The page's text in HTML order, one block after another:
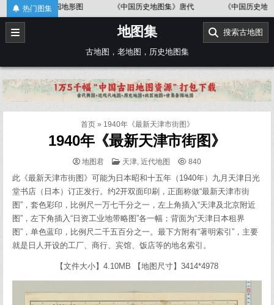
Skip
to
content
热门图集
国地形图 《中国历史地图集》唐代 《中国历史地图集》金、南宋
地图集
古地图，老地图，历史地图集
搜索古地图
首页» 1940年《最新天津市街图》
1940年《最新天津市街图》
地图君
POSTED
天津, 近代地图 840
此《最新天津市街图》可能为日本昭和十五年（1940年）九月天津日光
堂书店（日本）订正发行。约2开双面印刷，正面称做“最新天津市街
图”，套色彩印，比例尺一万七千分之一，左上角插入“天津及北京附近
图”，左下角插入“日资工业地带略图”各一幅；背面为“天津日本租界
图”，单色蓝印，比例尺二千五百分之一。最下方附有“著明索引”，主要
就是日人开设的工厂、商行、宾馆、饭店等的地名索引。
【文件大小】4.10MB 【地图尺寸】3414*4978